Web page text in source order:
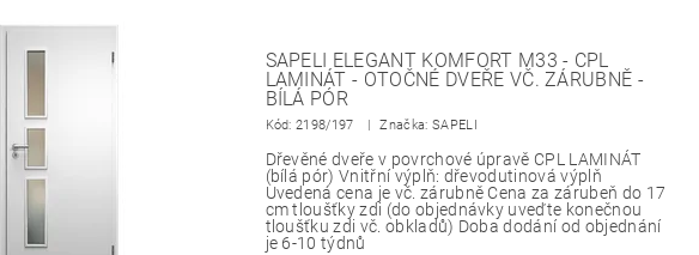
SAPELI ELEGANT KOMFORT M33 - CPL
LAMINÁT - OTOČNÉ DVEŘE VČ. ZÁRUBNĚ -
BÍLÁ PÓR
Kód:2198/197 Značka: SAPELI
Dřevěné dveře v povrchové úpravě CPL LAMINÁT
(bílá pór) Vnitřní výplň: dřevodutinová výplň
Uvedená cena je vč. zárubně Cena za zárubeň do 17
cm tloušťky zdi (do objednávky uveďte konečnou
tloušťku zdi vč. obkladů) Doba dodání od objednání
je 6-10 týdnů